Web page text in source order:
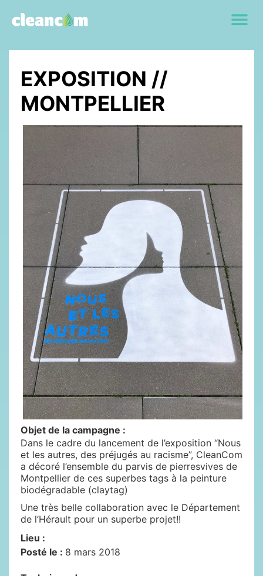
EXPOSITION //
MONTPELLIER
Objet de la campagne :
Dans le cadre du lancement de l’exposition “Nous
et les autres, des préjugés au racisme”, CleanCom
a décoré l’ensemble du parvis de pierresvives de
Montpellier de ces superbes tags à la peinture
biodégradable (claytag)
Une très belle collaboration avec le Département
de l’Hérault pour un superbe projet!!
Lieu :
Posté le : 8 mars 2018